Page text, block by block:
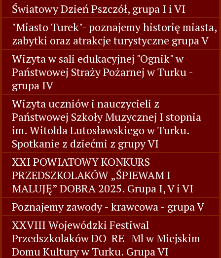
Światowy Dzień Pszczół, grupa I i VI
"Miasto Turek"- poznajemy historię miasta,
zabytki oraz atrakcje turystyczne grupa V
Wizyta w sali edukacyjnej "Ognik" w
Państwowej Straży Pożarnej w Turku -
grupa IV
Wizyta uczniów i nauczycieli z
Państwowej Szkoły Muzycznej I stopnia
im. Witolda Lutosławskiego w Turku.
Spotkanie z dziećmi z grupy VI
XXI POWIATOWY KONKURS
PRZEDSZKOLAKÓW „ŚPIEWAM I
MALUJĘ” DOBRA 2025. Grupa I, V i VI
Poznajemy zawody - krawcowa - grupa V
XXVIII Wojewódzki Festiwal
Przedszkolaków DO-RE- Ml w Miejskim
Domu Kultury w Turku. Grupa VI